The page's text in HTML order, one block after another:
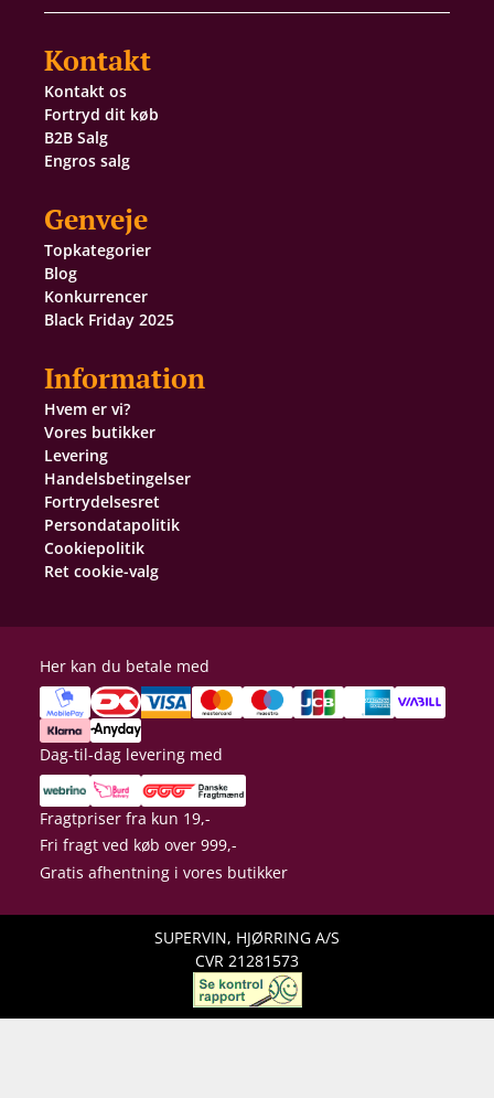
Kontakt
Kontakt os
Fortryd dit køb
B2B Salg
Engros salg
Genveje
Topkategorier
Blog
Konkurrencer
Black Friday 2025
Information
Hvem er vi?
Vores butikker
Levering
Handelsbetingelser
Fortrydelsesret
Persondatapolitik
Cookiepolitik
Ret cookie-valg
Her kan du betale med
Dag-til-dag levering med
Fragtpriser fra kun 19,-
Fri fragt ved køb over 999,-
Gratis afhentning i vores butikker
SUPERVIN, HJØRRING A/S
CVR 21281573